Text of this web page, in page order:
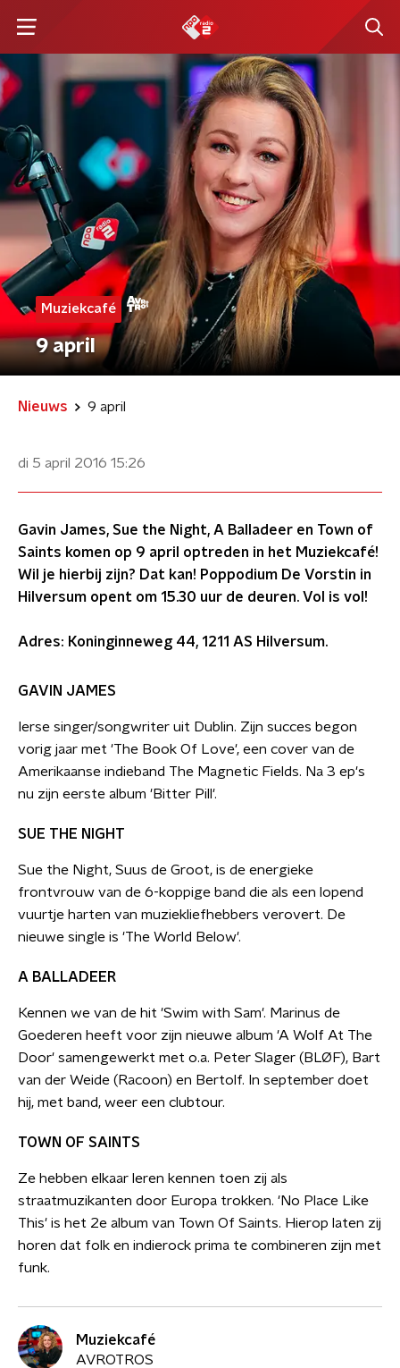
Muziekcafé
9 april
Nieuws 9 april
di 5 april 2016 15:26
Gavin James, Sue the Night, A Balladeer en Town of
Saints komen op 9 april optreden in het Muziekcafé!
Wil je hierbij zijn? Dat kan! Poppodium De Vorstin in
Hilversum opent om 15.30 uur de deuren. Vol is vol!
Adres: Koninginneweg 44, 1211 AS Hilversum.
GAVIN JAMES
Ierse singer/songwriter uit Dublin. Zijn succes begon
vorig jaar met 'The Book Of Love', een cover van de
Amerikaanse indieband The Magnetic Fields. Na 3 ep's
nu zijn eerste album 'Bitter Pill'.
SUE THE NIGHT
Sue the Night, Suus de Groot, is de energieke
frontvrouw van de 6-koppige band die als een lopend
vuurtje harten van muziekliefhebbers verovert. De
nieuwe single is 'The World Below'.
A BALLADEER
Kennen we van de hit 'Swim with Sam'. Marinus de
Goederen heeft voor zijn nieuwe album 'A Wolf At The
Door' samengewerkt met o.a. Peter Slager (BLØF), Bart
van der Weide (Racoon) en Bertolf. In september doet
hij, met band, weer een clubtour.
TOWN OF SAINTS
Ze hebben elkaar leren kennen toen zij als
straatmuzikanten door Europa trokken. 'No Place Like
This' is het 2e album van Town Of Saints. Hierop laten zij
horen dat folk en indierock prima te combineren zijn met
funk.
Muziekcafé
AVROTROS